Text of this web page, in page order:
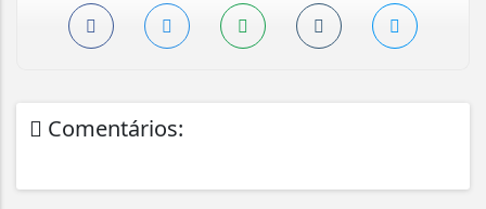
Comentários: